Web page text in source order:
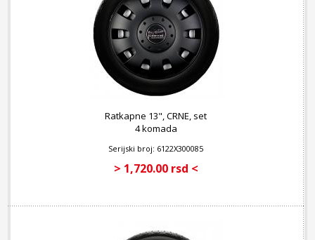
Ratkapne 13", CRNE, set
4 komada
Serijski broj: 6122X300085
> 1,720.00 rsd <